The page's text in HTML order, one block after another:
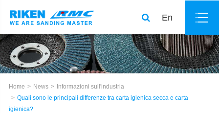
En
Home News
Informazioni sull'industria
Quali sono le principali differenze tra carta igienica secca e carta
igienica?